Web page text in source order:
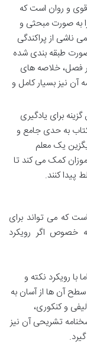
قوی و روان است که
به صورت مبحثی و
ناشی از پراکندگی
طبقه بندی شده
هر فصل، خلاصه های
آن نیز بسیار کامل و
برای یادگیری
به حدی جامع و
یک معلم
کمک می کند تا
پیدا کنند.
که می تواند برای
خصوص اگر رویکرد
با رویکرد نکته و
آن ها از آسان به
و کنکوری،
تشریحی آن نیز